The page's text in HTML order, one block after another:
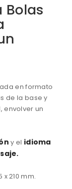
Bolas
en formato
de la base y
, envolver un
y el idioma
.
x 210 mm.